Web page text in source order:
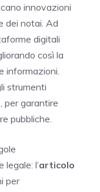
innovazioni
dei notai. Ad
digitali
così la
informazioni.
strumenti
per garantire
pubbliche.
l’articolo
per